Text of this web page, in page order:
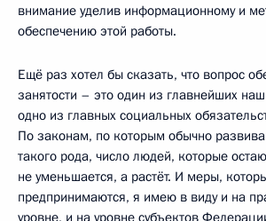
внимание уделив информационному и
обеспечению этой работы.
Ещё раз хотел бы сказать, что вопрос
занятости – это один из главнейших
одно из главных социальных
По законам, по которым обычно
такого рода, число людей, которые
не уменьшается, а растёт. И меры,
предпринимаются, я имею в виду и на
уровне, и на уровне субъектов